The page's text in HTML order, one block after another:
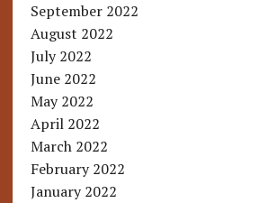
September 2022
August 2022
July 2022
June 2022
May 2022
April 2022
March 2022
February 2022
January 2022